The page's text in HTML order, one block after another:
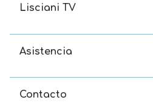
Lisciani TV
Asistencia
Contacto